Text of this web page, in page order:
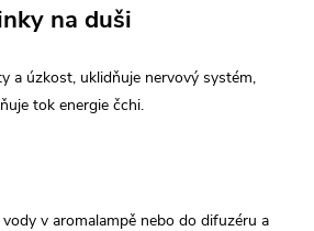
na duši
a úzkost, uklidňuje nervový systém,
tok energie čchi.
v aromalampě nebo do difuzéru a